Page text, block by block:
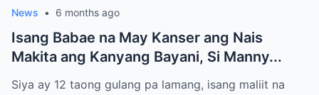
News • 6 months ago
Isang Babae na May Kanser ang Nais
Makita ang Kanyang Bayani, Si Manny...
Siya ay 12 taong gulang pa lamang, isang maliit na